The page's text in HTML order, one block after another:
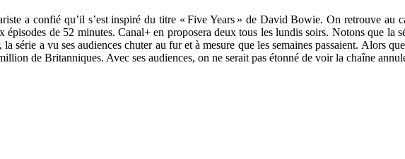
a confié qu’il s’est inspiré du titre « Five Years » de David Bowie. On retrouve au
épisodes de 52 minutes. Canal+ en proposera deux tous les lundis soirs. Notons que la
a vu ses audiences chuter au fur et à mesure que les semaines passaient. Alors
de Britanniques. Avec ses audiences, on ne serait pas étonné de voir la chaîne